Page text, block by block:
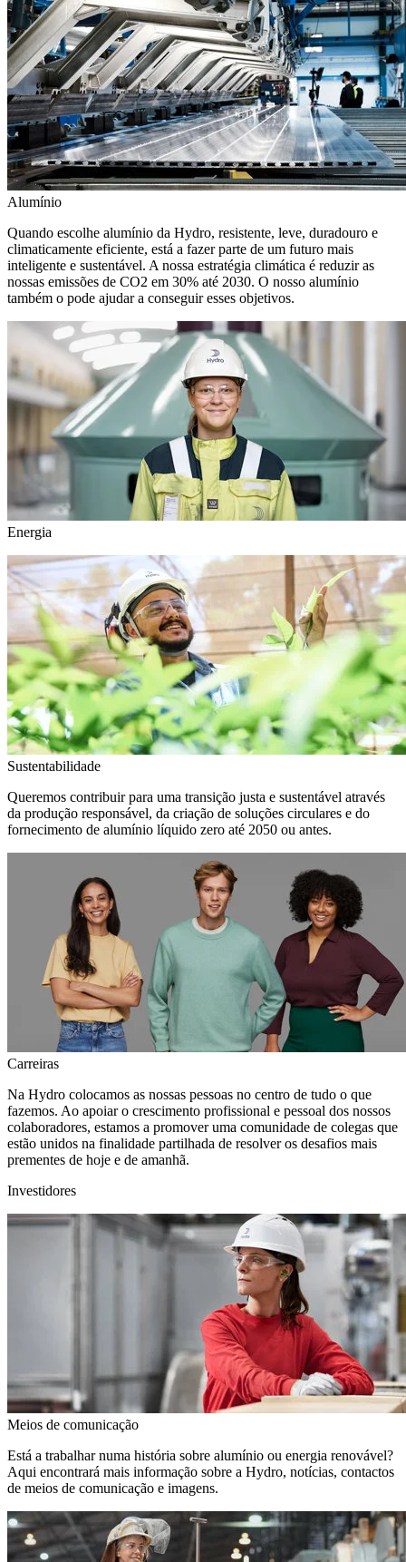
Alumínio
Quando escolhe alumínio da Hydro, resistente, leve, duradouro e
climaticamente eficiente, está a fazer parte de um futuro mais
inteligente e sustentável. A nossa estratégia climática é reduzir as
nossas emissões de CO2 em 30% até 2030. O nosso alumínio
também o pode ajudar a conseguir esses objetivos.
Energia
Sustentabilidade
Queremos contribuir para uma transição justa e sustentável através
da produção responsável, da criação de soluções circulares e do
fornecimento de alumínio líquido zero até 2050 ou antes.
Carreiras
Na Hydro colocamos as nossas pessoas no centro de tudo o que
fazemos. Ao apoiar o crescimento profissional e pessoal dos nossos
colaboradores, estamos a promover uma comunidade de colegas que
estão unidos na finalidade partilhada de resolver os desafios mais
prementes de hoje e de amanhã.
Investidores
Meios de comunicação
Está a trabalhar numa história sobre alumínio ou energia renovável?
Aqui encontrará mais informação sobre a Hydro, notícias, contactos
de meios de comunicação e imagens.